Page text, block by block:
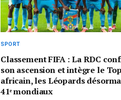
SPORT
Classement FIFA : La RDC
son ascension et intègre le
africain, les Léopards
41ᵉ mondiaux